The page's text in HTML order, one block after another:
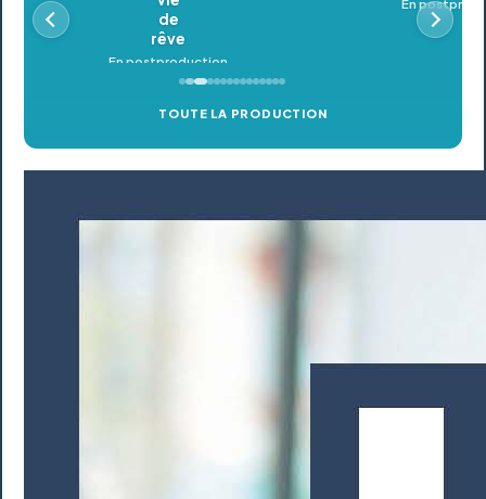
En postproduction
TOUTE LA PRODUCTION